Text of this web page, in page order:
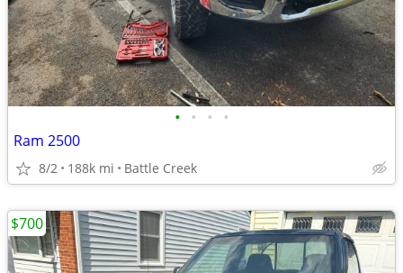
• • • •
Ram 2500
8/2 188k mi Battle Creek
$700